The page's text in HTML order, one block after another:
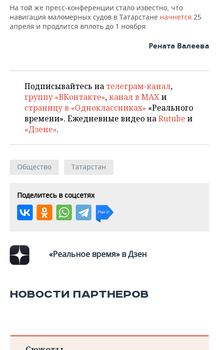
ОПК
ТРАНСПОРТ
УСЛУГИ
IT
МЕДИА
НОВОСТИ МЕРОПРИЯТИЙ
ВЫЕЗДНАЯ РЕДАКЦИЯ
ONLINE-КОНФЕРЕНЦИИ
ОТКРЫТАЯ ЛЕКЦИЯ
СПОРТ
НОВОСТИ СПОРТА
ХОККЕЙ
БАСКЕТБОЛ
ВОЛЕЙБОЛ
ФИГУРНОЕ КАТАНИЕ
ХОККЕЙ С МЯЧОМ
ОБЩЕСТВО
ВЛАСТЬ
ИНФРАСТРУКТУРА
ИСТОРИЯ
МЕДИЦИНА
ПРОИСШЕСТВИЯ
СЮЖЕТЫ
СПРАВОЧНИК
СПИСОК ПЕРСОН
ПОЛНАЯ ВЕРСИЯ
На той же пресс‑конференции стало известно, что
навигация маломерных судов в Татарстане начнется 25
апреля и продлится вплоть до 1 ноября.
Рената Валеева
Подписывайтесь на телеграм-канал,
группу «ВКонтакте»,канал в MAXи
страницу в «Одноклассниках» «Реального
времени». Ежедневные видео наRutube и
«Дзене».
Общество Татарстан
Поделитесь в соцсетях
«Реальное время» в Дзен
НОВОСТИ ПАРТНЕРОВ